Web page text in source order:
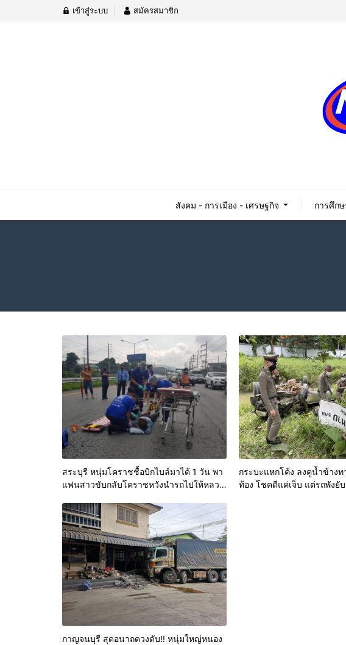
เข้าสู่ระบบ สมัครสมาชิก
สังคม - การเมือง - เศรษฐกิจ การศึก
สระบุรี หนุ่มโคราชชื้อบิกไบล์มาได้ 1 วัน พา
แฟนสาวขับกลับโคราชหวังนำรถไปให้หลวง
แฟนสาวสลบนอนกลางถนน
กระบะแหกโค้ง ลงคูน้ำข้างท
ท้อง โชคดีแค่เจ็บ แต่รถพังยับ
กาญจนบุรี สุดอนาถดวงดับ!! หนุ่มใหญ่หนอง